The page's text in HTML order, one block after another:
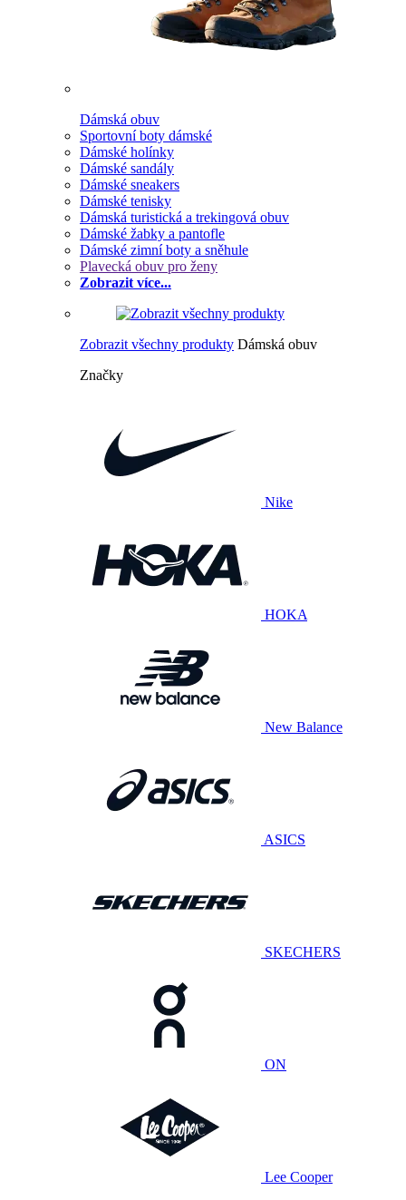
Dámská obuv
Sportovní boty dámské
Dámské holínky
Dámské sandály
Dámské sneakers
Dámské tenisky
Dámská turistická a trekingová obuv
Dámské žabky a pantofle
Dámské zimní boty a sněhule
Plavecká obuv pro ženy
Zobrazit více...
Zobrazit všechny produkty Dámská obuv
Značky
Nike
HOKA
New Balance
ASICS
SKECHERS
ON
Lee Cooper